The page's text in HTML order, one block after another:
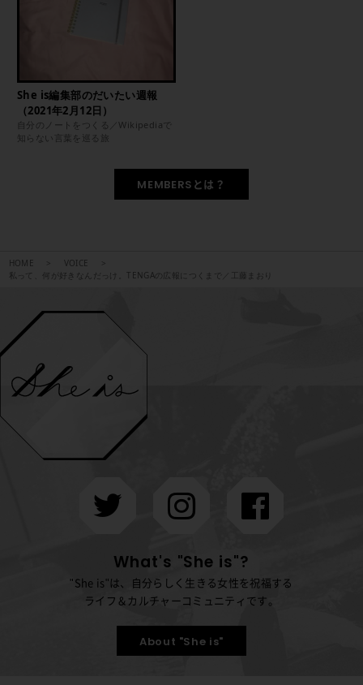
She is編集部のだいたい週報
（2021年2月12日）
自分のノートをつくる／Wikipediaで
知らない言葉を巡る旅
MEMBERSとは？
HOME
VOICE
私って、何が好きなんだっけ。TENGAの広報につくまで／工藤まおり
What's "She is"?
"She is"は、自分らしく生きる女性を祝福する
ライフ＆カルチャーコミュニティです。
About "She is"